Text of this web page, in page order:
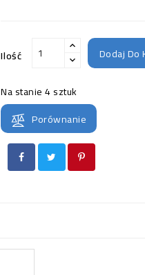
Ilość Dodaj Do
Na stanie4 sztuk
Porównanie